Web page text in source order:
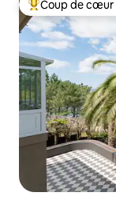
Coups de cœur
Coup de cœur